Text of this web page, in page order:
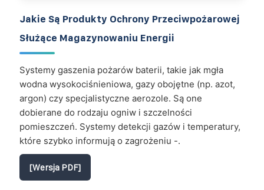
Jakie Są Produkty Ochrony Przeciwpożarowej
Służące Magazynowaniu Energii
Systemy gaszenia pożarów baterii, takie jak mgła
wodna wysokociśnieniowa, gazy obojętne (np. azot,
argon) czy specjalistyczne aerozole. Są one
dobierane do rodzaju ogniw i szczelności
pomieszczeń. Systemy detekcji gazów i temperatury,
które szybko informują o zagrożeniu -.
[Wersja PDF]